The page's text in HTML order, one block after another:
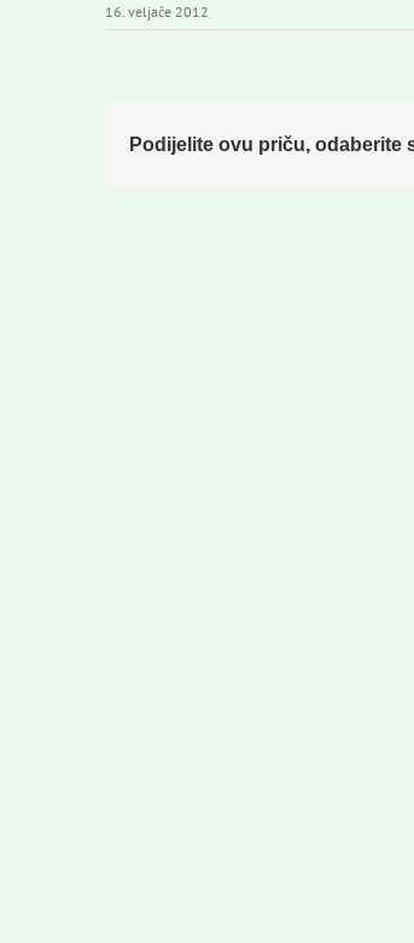
16. veljače 2012
Podijelite ovu priču, odaberite